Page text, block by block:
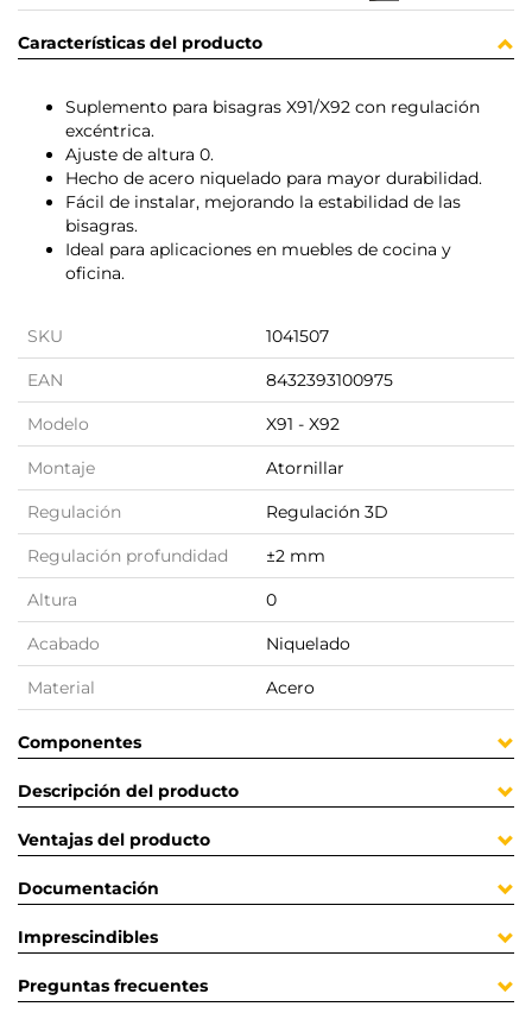
Características del producto
Suplemento para bisagras X91/X92 con regulación
excéntrica.
Ajuste de altura 0.
Hecho de acero niquelado para mayor durabilidad.
Fácil de instalar, mejorando la estabilidad de las
bisagras.
Ideal para aplicaciones en muebles de cocina y
oficina.
SKU 1041507
EAN 8432393100975
Modelo X91 - X92
Montaje Atornillar
Regulación Regulación 3D
Regulación profundidad ±2 mm
Altura 0
Acabado Niquelado
Material Acero
Componentes
Descripción del producto
Ventajas del producto
Documentación
Imprescindibles
Preguntas frecuentes